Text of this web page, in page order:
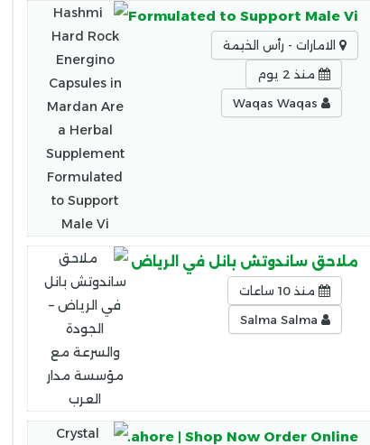
Supplement Formulated to Support Male Vi
الامارات - رأس الخيمة
منذ 2 يوم
ملاحق ساندوتش بانل في الرياض – الجودة
منذ 10 ساعات
Condom In Lahore | Shop Now Order Online